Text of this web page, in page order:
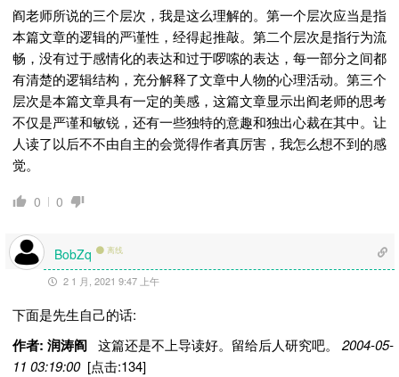
阎老师所说的三个层次，我是这么理解的。第一个层次应当是指
本篇文章的逻辑的严谨性，经得起推敲。第二个层次是指行为流
畅，没有过于感情化的表达和过于啰嗦的表达，每一部分之间都
有清楚的逻辑结构，充分解释了文章中人物的心理活动。第三个
层次是本篇文章具有一定的美感，这篇文章显示出阎老师的思考
不仅是严谨和敏锐，还有一些独特的意趣和独出心裁在其中。让
人读了以后不不由自主的会觉得作者真厉害，我怎么想不到的感
觉。
0 0
BobZq 离线
2 1 月, 2021 9:47 上午
下面是先生自己的话:
作者: 润涛阎 这篇还是不上导读好。留给后人研究吧。 2004-05-
11 03:19:00 [点击:134]